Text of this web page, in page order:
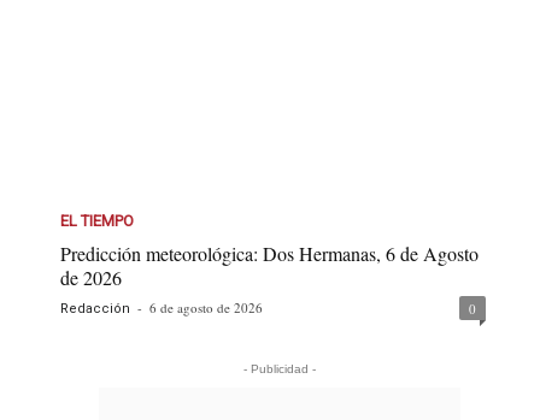
EL TIEMPO
Predicción meteorológica: Dos Hermanas, 6 de Agosto
de 2026
Redacción - 6 de agosto de 2026 0
- Publicidad -